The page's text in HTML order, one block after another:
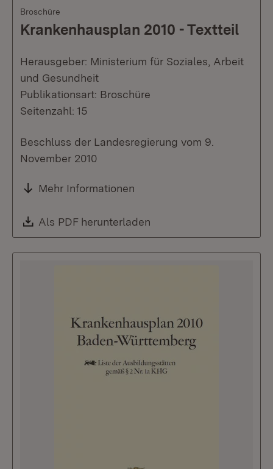
Broschüre
Krankenhausplan 2010 - Textteil
Herausgeber: Ministerium für Soziales, Arbeit
und Gesundheit
Publikationsart: Broschüre
Seitenzahl: 15
Beschluss der Landesregierung vom 9.
November 2010
Mehr Informationen
Download:
Als PDF herunterladen